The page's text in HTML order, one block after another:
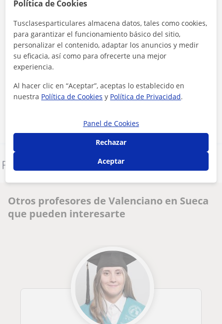
Otros profesores de Valenciano en Sueca
que pueden interesarte
Política de Cookies
Tusclasesparticulares almacena datos, tales como cookies,
para garantizar el funcionamiento básico del sitio,
personalizar el contenido, adaptar los anuncios y medir
su eficacia, así como para ofrecerte una mejor
experiencia.
Al hacer clic en “Aceptar”, aceptas lo establecido en
nuestra Política de Cookies y Política de Privacidad.
Panel de Cookies
Rechazar
Aceptar